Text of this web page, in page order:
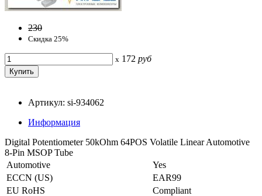
230
Скидка 25%
x 172 руб
Артикул: si-934062
Информация
Digital Potentiometer 50kOhm 64POS Volatile Linear Automotive
8-Pin MSOP Tube
Automotive
Yes
ECCN (US)
EAR99
EU RoHS
Compliant